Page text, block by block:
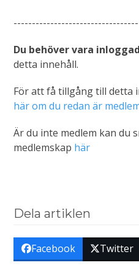
Du behöver vara inloggad
detta innehåll.
För att få tillgång till detta
här om du redan är
Är du inte medlem kan du
medlemskap här
Dela artiklen
Facebook Twitter